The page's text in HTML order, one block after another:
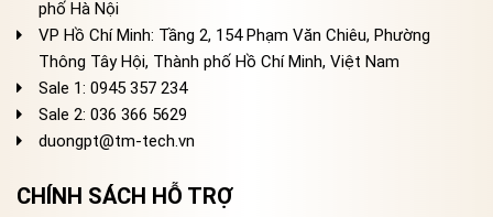
phố Hà Nội
VP Hồ Chí Minh: Tầng 2, 154 Phạm Văn Chiêu, Phường
Thông Tây Hội, Thành phố Hồ Chí Minh, Việt Nam
Sale 1: 0945 357 234
Sale 2: 036 366 5629
duongpt@tm-tech.vn
CHÍNH SÁCH HỖ TRỢ